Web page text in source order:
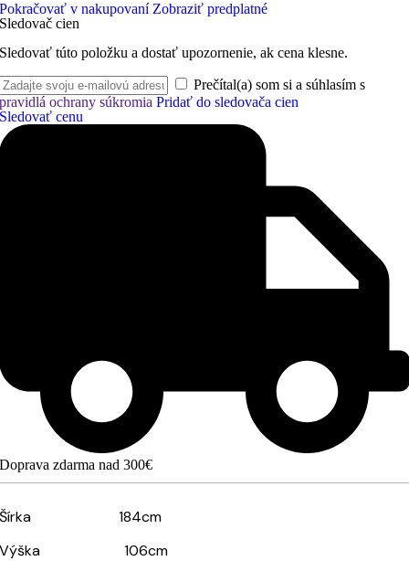
Pokračovať v nakupovaní Zobraziť predplatné
Sledovač cien
Sledovať túto položku a dostať upozornenie, ak cena klesne.
Prečítal(a) som si a súhlasím s
pravidlá ochrany súkromia Pridať do sledovača cien
Sledovať cenu
Doprava zdarma nad 300€
Šírka 184cm
Výška 106cm